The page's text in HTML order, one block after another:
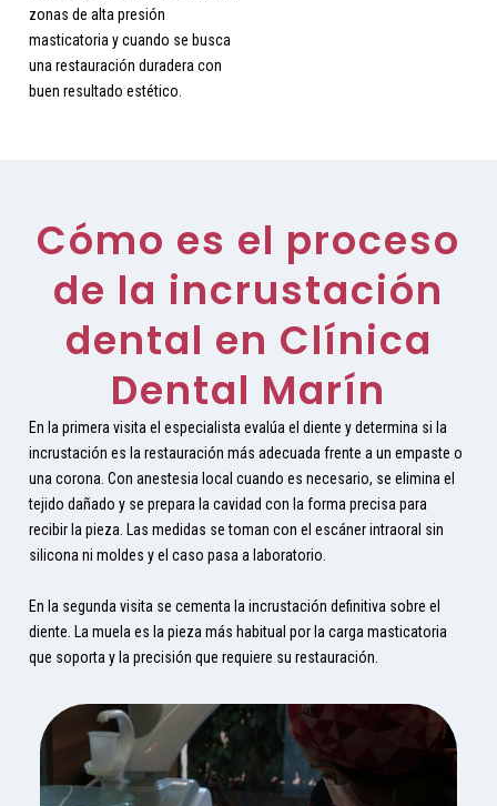
zonas de alta presión
masticatoria y cuando se busca
una restauración duradera con
buen resultado estético.
Cómo es el proceso
de la incrustación
dental en Clínica
Dental Marín
En la primera visita el especialista evalúa el diente y determina si la
incrustación es la restauración más adecuada frente a un empaste o
una corona. Con anestesia local cuando es necesario, se elimina el
tejido dañado y se prepara la cavidad con la forma precisa para
recibir la pieza. Las medidas se toman con el escáner intraoral sin
silicona ni moldes y el caso pasa a laboratorio.
En la segunda visita se cementa la incrustación definitiva sobre el
diente. La muela es la pieza más habitual por la carga masticatoria
que soporta y la precisión que requiere su restauración.